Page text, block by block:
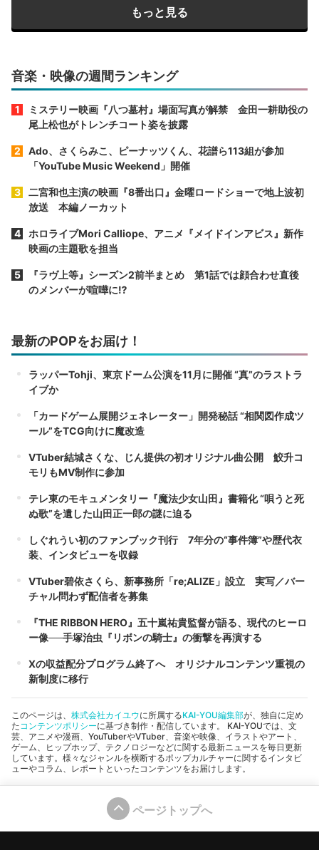
もっと見る
音楽・映像の週間ランキング
ミステリー映画『八つ墓村』場面写真が解禁 金田一耕助役の
尾上松也がトレンチコート姿を披露
Ado、さくらみこ、ピーナッツくん、花譜ら113組が参加
「YouTube Music Weekend」開催
二宮和也主演の映画『8番出口』金曜ロードショーで地上波初
放送 本編ノーカット
ホロライブMori Calliope、アニメ『メイドインアビス』新作
映画の主題歌を担当
『ラヴ上等』シーズン2前半まとめ 第1話では顔合わせ直後
のメンバーが喧嘩に⁉︎
最新のPOPをお届け！
ラッパーTohji、東京ドーム公演を11月に開催 “真”のラストラ
イブか
「カードゲーム展開ジェネレーター」開発秘話 “相関図作成ツ
ール”をTCG向けに魔改造
VTuber結城さくな、じん提供の初オリジナル曲公開 鮫升コ
モリもMV制作に参加
テレ東のモキュメンタリー『魔法少女山田』書籍化 “唄うと死
ぬ歌”を遺した山田正一郎の謎に迫る
しぐれうい初のファンブック刊行 7年分の“事件簿”や歴代衣
装、インタビューを収録
VTuber碧依さくら、新事務所「re;ALIZE」設立 実写／バー
チャル問わず配信者を募集
『THE RIBBON HERO』五十嵐祐貴監督が語る、現代のヒーロ
ー像──手塚治虫『リボンの騎士』の衝撃を再演する
Xの収益配分プログラム終了へ オリジナルコンテンツ重視の
新制度に移行
このページは、 株式会社カイユウに所属するKAI-YOU編集部が、独自に定め
たコンテンツポリシーに基づき制作・配信しています。 KAI-YOUでは、文
芸、アニメや漫画、YouTuberやVTuber、音楽や映像、イラストやアート、
ゲーム、ヒップホップ、テクノロジーなどに関する最新ニュースを毎日更新
しています。様々なジャンルを横断するポップカルチャーに関するインタビ
ューやコラム、レポートといったコンテンツをお届けします。
ページトップへ